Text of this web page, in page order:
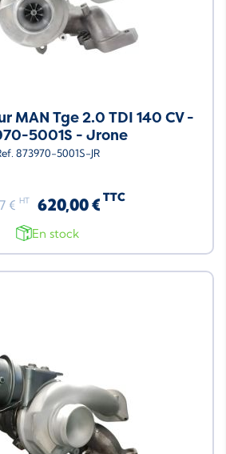
MAN Tge 2.0 TDI 140 CV -
5001S - Jrone
873970-5001S-JR
€ HT 620,00 € TTC
En stock